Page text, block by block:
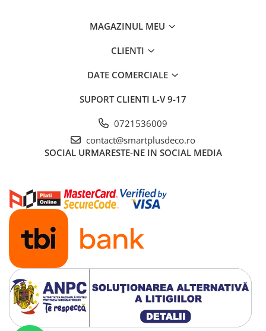
MAGAZINUL MEU
CLIENTI
DATE COMERCIALE
SUPORT CLIENTI L-V 9-17
0721536009
contact@smartplusdeco.ro
SOCIAL URMARESTE-NE IN SOCIAL MEDIA